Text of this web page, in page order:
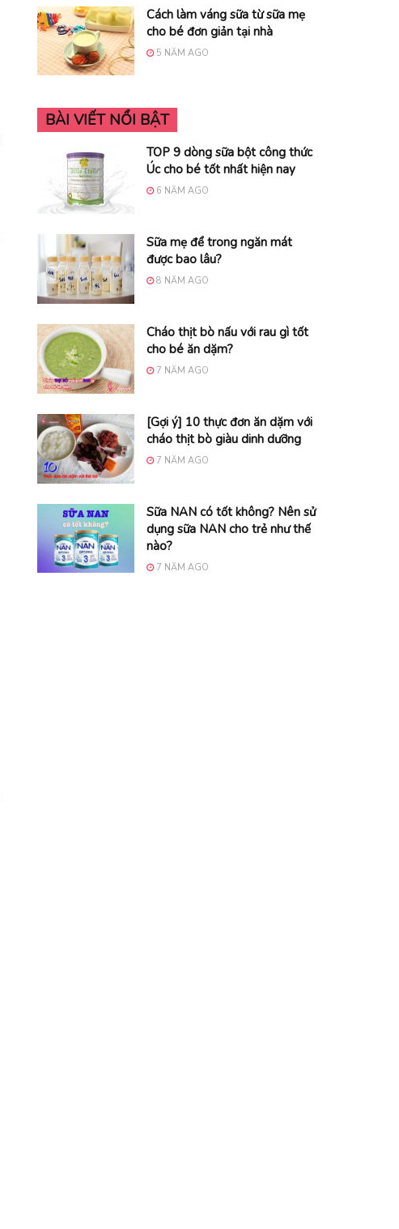
Cách làm váng sữa từ sữa mẹ
cho bé đơn giản tại nhà
5 NĂM AGO
BÀI VIẾT NỔI BẬT
TOP 9 dòng sữa bột công thức
Úc cho bé tốt nhất hiện nay
6 NĂM AGO
Sữa mẹ để trong ngăn mát
được bao lâu?
8 NĂM AGO
Cháo thịt bò nấu với rau gì tốt
cho bé ăn dặm?
7 NĂM AGO
[Gợi ý] 10 thực đơn ăn dặm với
cháo thịt bò giàu dinh dưỡng
7 NĂM AGO
Sữa NAN có tốt không? Nên sử
dụng sữa NAN cho trẻ như thế
nào?
7 NĂM AGO